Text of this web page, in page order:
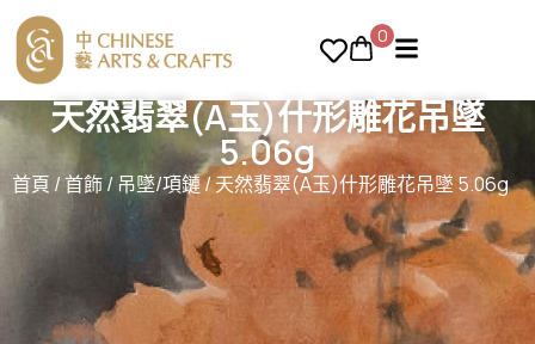
0
天然翡翠(A玉)什形雕花吊墜
5.06g
首頁 /首飾/ 吊墜/項鏈/ 天然翡翠(A玉)什形雕花吊墜 5.06g